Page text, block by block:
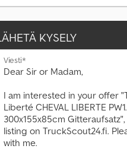
KYSELY
Viesti*